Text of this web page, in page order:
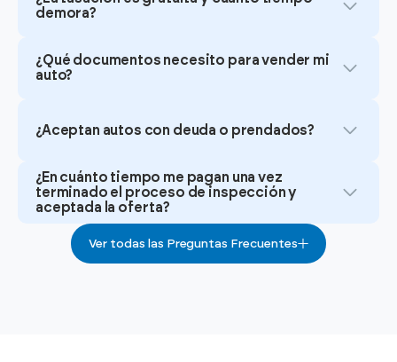
demora?
¿Qué documentos necesito para vender mi
auto?
¿Aceptan autos con deuda o prendados?
¿En cuánto tiempo me pagan una vez
terminado el proceso de inspección y
aceptada la oferta?
Ver todas las Preguntas Frecuentes